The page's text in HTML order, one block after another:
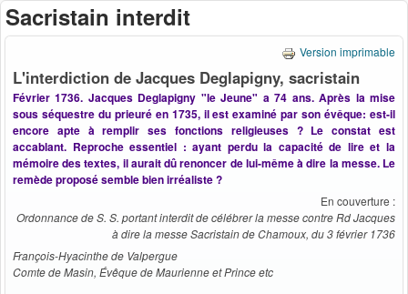
Sacristain interdit
Version imprimable
L'interdiction de Jacques Deglapigny, sacristain
Février 1736. Jacques Deglapigny "le Jeune" a 74 ans.Après la mise
sous séquestre du prieuré en 1735, il est examiné par son évêque: est-il
encore apte à remplir ses fonctions religieuses ? Le constat est
accablant. Reproche essentiel : ayant perdu la capacité de lire et la
mémoire des textes, il aurait dû renoncer de lui-même à dire la messe. Le
remède proposé semble bien irréaliste ?
En couverture :
Ordonnance de S. S. portant interdit de célébrer la messe contre Rd Jacques
à dire la messe Sacristain de Chamoux, du 3 février 1736
François-Hyacinthe de Valpergue
Comte de Masin, Évêque de Maurienne et Prince etc